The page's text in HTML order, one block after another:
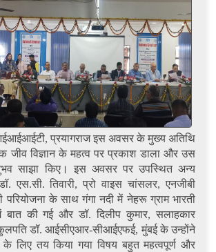
प्रयागराज इस अवसर के मुख्य अतिथि
जीव विज्ञान के महत्व पर प्रकाश डाला और उस
साझा किए। इस अवसर पर उपस्थित अन्य
एस.सी. तिवारी, प्रो वाइस चांसलर, एनजीबी
के साथ गंगा नदी में नेहरू ग्राम भारती
की गई और डॉ. दिलीप कुमार, सलाहकार
डॉ. आईसीएआर-सीआईएफई, मुंबई के उन्होंने
के लिए तय किया गया विषय बहुत महत्वपूर्ण और